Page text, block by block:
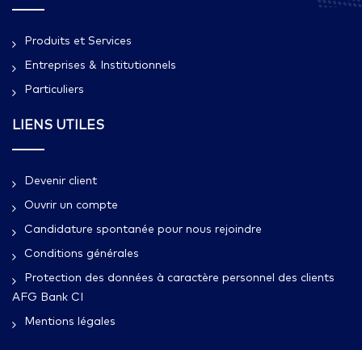
Produits et Services
Entreprises & Institutionnels
Particuliers
LIENS UTILES
Devenir client
Ouvrir un compte
Candidature spontanée pour nous rejoindre
Conditions générales
Protection des données à caractère personnel des clients
AFG Bank CI
Mentions légales